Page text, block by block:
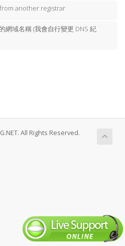
another registrar
網域名稱 (我會自行變更 DNS 紀
All Rights Reserved.